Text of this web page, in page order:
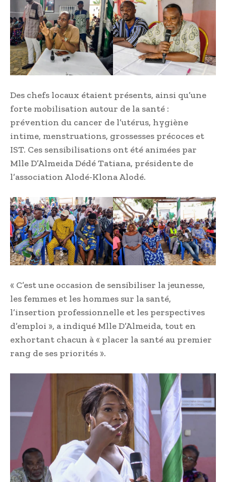
Des chefs locaux étaient présents, ainsi qu’une
forte mobilisation autour de la santé :
prévention du cancer de l’utérus, hygiène
intime, menstruations, grossesses précoces et
IST. Ces sensibilisations ont été animées par
Mlle D’Almeida Dédé Tatiana, présidente de
l’association Alodé-Klona Alodé.
« C’est une occasion de sensibiliser la jeunesse,
les femmes et les hommes sur la santé,
l’insertion professionnelle et les perspectives
d’emploi », a indiqué Mlle D’Almeida, tout en
exhortant chacun à « placer la santé au premier
rang de ses priorités ».